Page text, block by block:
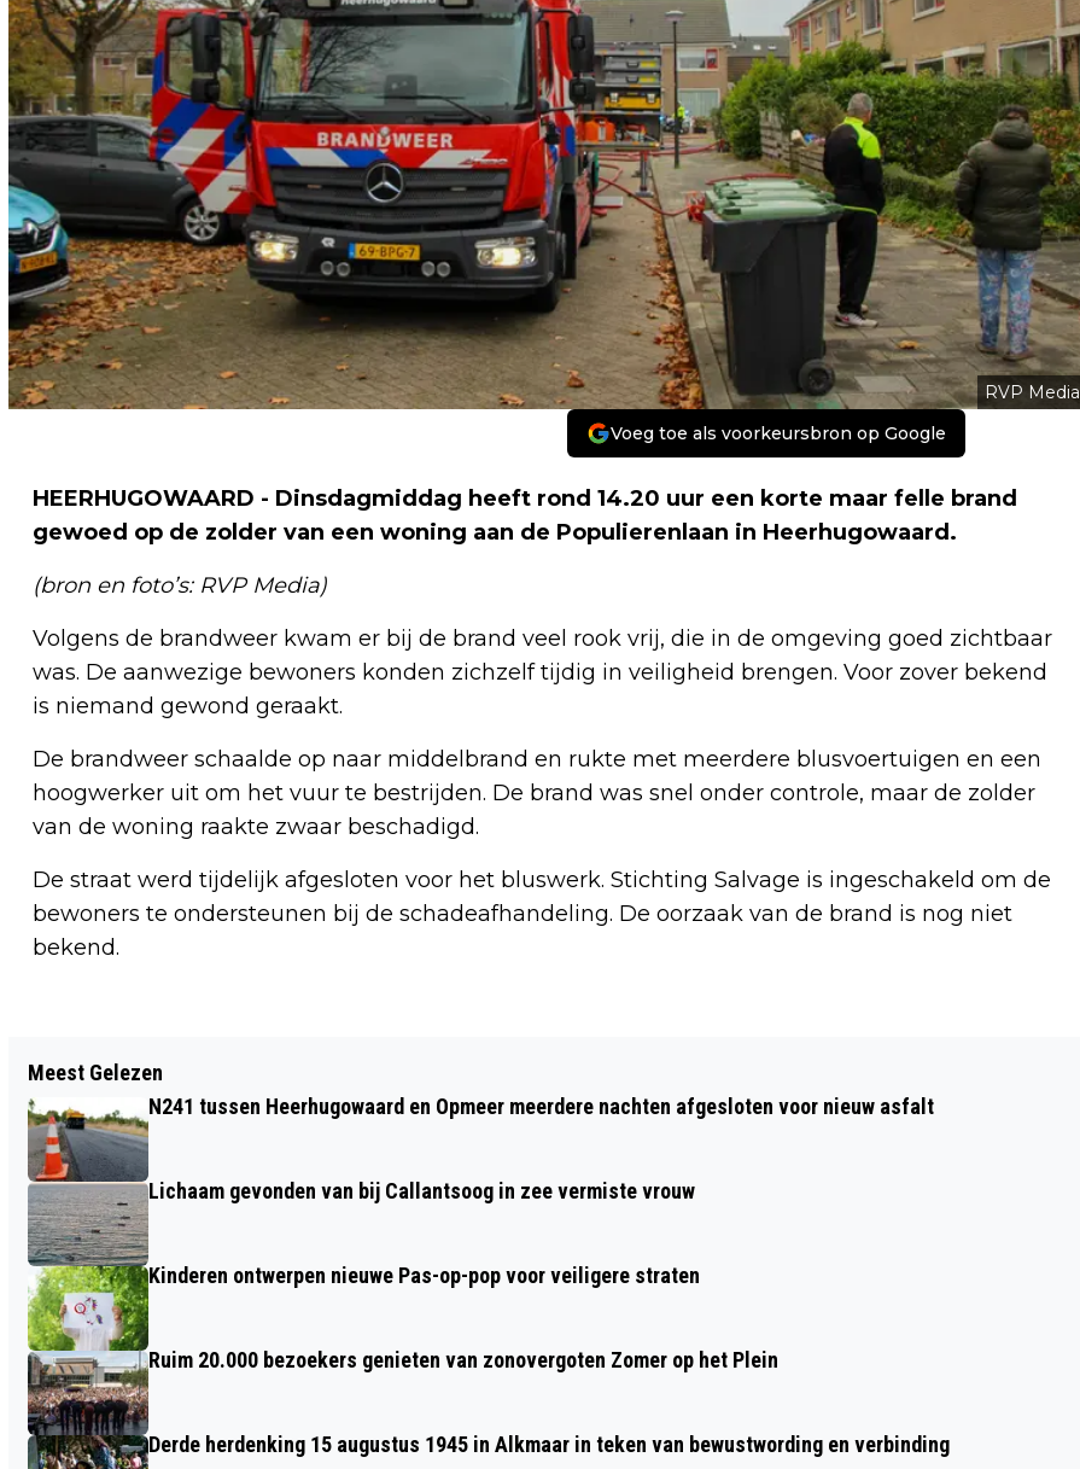
RVP Media
Voeg toe als voorkeursbron op Google
HEERHUGOWAARD - Dinsdagmiddag heeft rond 14.20 uur een korte maar felle brand
gewoed op de zolder van een woning aan de Populierenlaan in Heerhugowaard.
(bron en foto’s: RVP Media)
Volgens de brandweer kwam er bij de brand veel rook vrij, die in de omgeving goed zichtbaar
was. De aanwezige bewoners konden zichzelf tijdig in veiligheid brengen. Voor zover bekend
is niemand gewond geraakt.
De brandweer schaalde op naar middelbrand en rukte met meerdere blusvoertuigen en een
hoogwerker uit om het vuur te bestrijden. De brand was snel onder controle, maar de zolder
van de woning raakte zwaar beschadigd.
De straat werd tijdelijk afgesloten voor het bluswerk. Stichting Salvage is ingeschakeld om de
bewoners te ondersteunen bij de schadeafhandeling. De oorzaak van de brand is nog niet
bekend.
OVERLEDEN PERSOON AANGETROFFEN
IN DUINGEBIED, POLITIE ONDERZOEKT
OMSTANDIGHEDEN
VOORKOMEN? MET DEZE TIPS MAAK JE
Meest Gelezen
N241 tussen Heerhugowaard en Opmeer meerdere nachten afgesloten voor nieuw asfalt
Lichaam gevonden van bij Callantsoog in zee vermiste vrouw
Kinderen ontwerpen nieuwe Pas-op-pop voor veiligere straten
Ruim 20.000 bezoekers genieten van zonovergoten Zomer op het Plein
Derde herdenking 15 augustus 1945 in Alkmaar in teken van bewustwording en verbinding